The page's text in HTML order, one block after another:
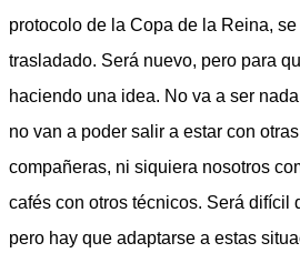
protocolo de la Copa de la Reina,
trasladado. Será nuevo, pero para
haciendo una idea. No va a ser nada
no van a poder salir a estar con otras
compañeras, ni siquiera nosotros
cafés con otros técnicos. Será difícil
pero hay que adaptarse a estas